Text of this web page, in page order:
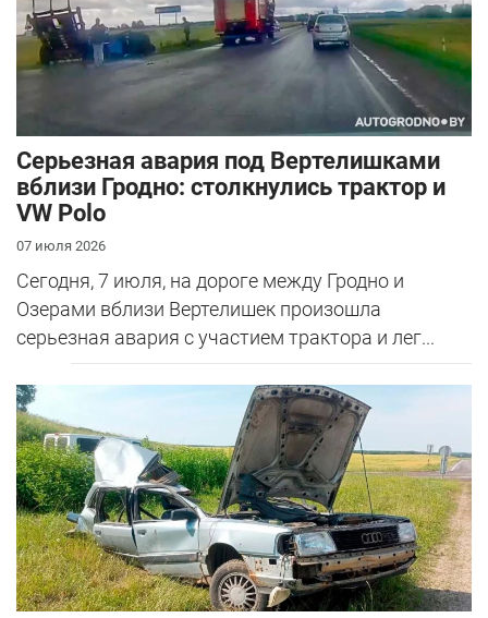
Серьезная авария под Вертелишками
вблизи Гродно: столкнулись трактор и
VW Polo
07 июля 2026
Сегодня, 7 июля, на дороге между Гродно и
Озерами вблизи Вертелишек произошла
серьезная авария с участием трактора и лег...